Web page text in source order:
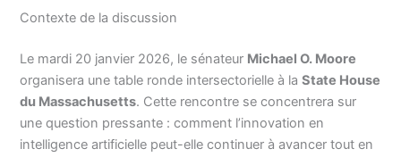
Contexte de la discussion
Le mardi 20 janvier 2026, le sénateur Michael O. Moore
organisera une table ronde intersectorielle à laState House
du Massachusetts. Cette rencontre se concentrera sur
une question pressante : comment l’innovation en
intelligence artificielle peut-elle continuer à avancer tout en